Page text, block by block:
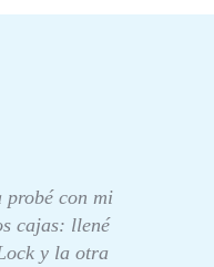
probé con mi
cajas: llené
y la otra